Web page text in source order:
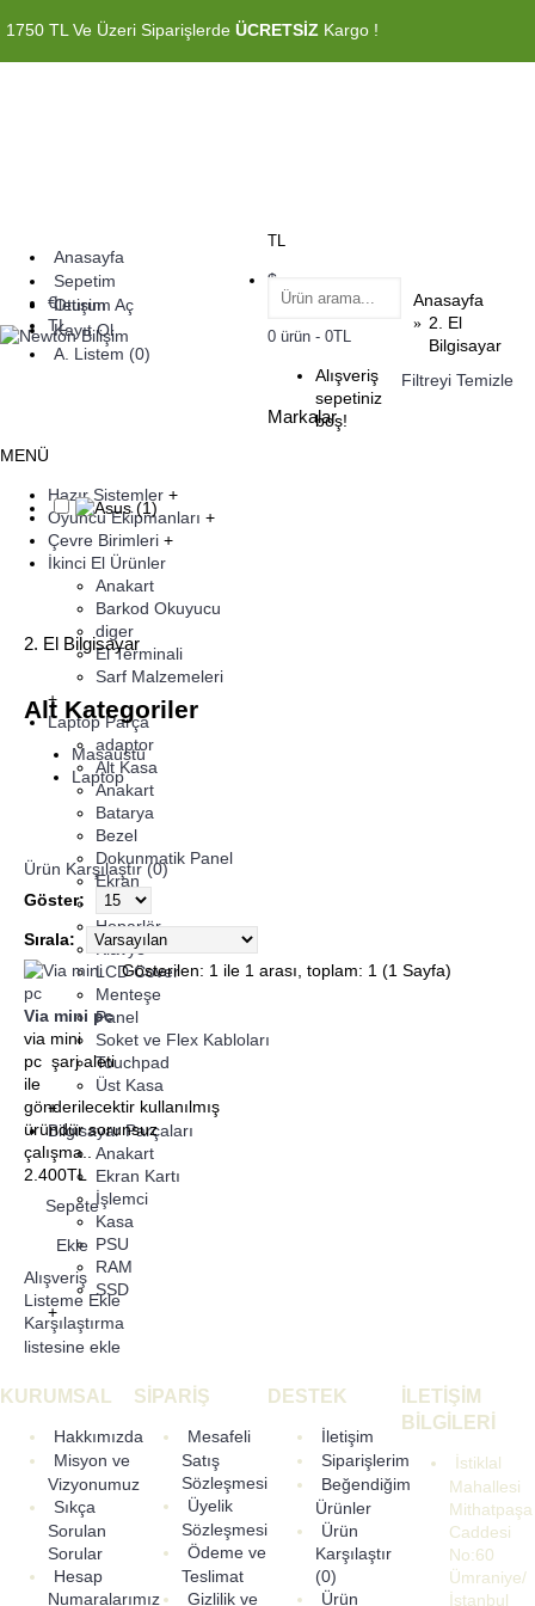
1750 TL Ve Üzeri Siparişlerde ÜCRETSİZ Kargo !
Anasayfa
Sepetim
İletişim
TL
$
€
TL
Oturum Aç
Kayıt Ol
A. Listem (0)
0 ürün - 0TL
Alışveriş
sepetiniz
boş!
MENÜ
Hazır Sistemler +
Oyuncu Ekipmanları +
Çevre Birimleri +
İkinci El Ürünler
Anakart
Barkod Okuyucu
diger
El Terminali
Sarf Malzemeleri
+
Laptop Parça
adaptor
Alt Kasa
Anakart
Batarya
Bezel
Dokunmatik Panel
Ekran
Fan
Hoparlör
Klavye
LCD Cover
Menteşe
Panel
Soket ve Flex Kabloları
Touchpad
Üst Kasa
+
Bilgisayar Parçaları
Anakart
Ekran Kartı
İşlemci
Kasa
PSU
RAM
SSD
+
Anasayfa
2. El
Bilgisayar
Filtreyi Temizle
Markalar
2. El Bilgisayar
Alt Kategoriler
Masaüstü
Laptop
Ürün Karşılaştır (0)
Göster:
Sırala:
Via mini pc
via mini
pc şarj aleti
ile
gönderilecektir kullanılmış
üründür sorunsuz
çalışma..
2.400TL
Sepete
Ekle
Alışveriş
Listeme Ekle
Karşılaştırma
listesine ekle
Gösterilen: 1 ile 1 arası, toplam: 1 (1 Sayfa)
KURUMSAL
Hakkımızda
Misyon ve
Vizyonumuz
Sıkça
Sorulan
Sorular
Hesap
Numaralarımız
SİPARİŞ
Mesafeli
Satış
Sözleşmesi
Üyelik
Sözleşmesi
Ödeme ve
Teslimat
Gizlilik ve
DESTEK
İletişim
Siparişlerim
Beğendiğim
Ürünler
Ürün
Karşılaştır
(0)
Ürün
İLETİŞİM
BİLGİLERİ
İstiklal
Mahallesi
Mithatpaşa
Caddesi
No:60
Ümraniye/
İstanbul